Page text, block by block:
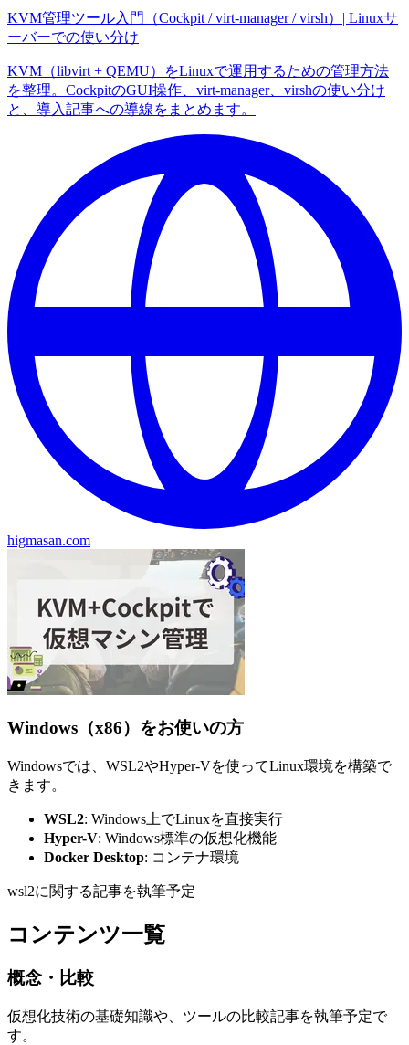
KVM管理ツール入門（Cockpit / virt-manager / virsh）| Linuxサ
ーバーでの使い分け
KVM（libvirt + QEMU）をLinuxで運用するための管理方法
を整理。CockpitのGUI操作、virt-manager、virshの使い分け
と、導入記事への導線をまとめます。
higmasan.com
Windows（x86）をお使いの方
Windowsでは、WSL2やHyper-Vを使ってLinux環境を構築で
きます。
WSL2: Windows上でLinuxを直接実行
Hyper-V: Windows標準の仮想化機能
Docker Desktop: コンテナ環境
wsl2に関する記事を執筆予定
コンテンツ一覧
概念・比較
仮想化技術の基礎知識や、ツールの比較記事を執筆予定で
す。